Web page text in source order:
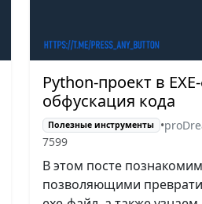
Python-проект в
обфускация кода
Полезные инструменты •
7599
В этом посте
позволяющими